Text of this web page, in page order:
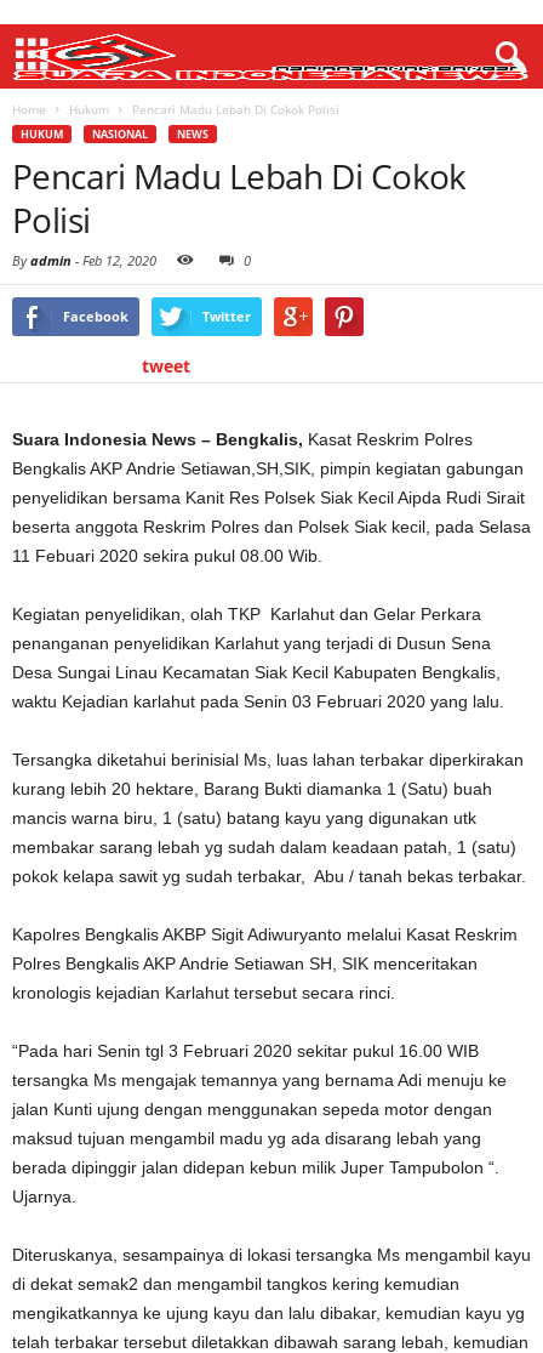
Home Hukum Pencari Madu Lebah Di Cokok Polisi
HUKUM NASIONAL NEWS
Pencari Madu Lebah Di Cokok
Polisi
Byadmin - Feb 12, 2020 0
Facebook Twitter
tweet
Suara Indonesia News – Bengkalis, Kasat Reskrim Polres
Bengkalis AKP Andrie Setiawan,SH,SIK, pimpin kegiatan gabungan
penyelidikan bersama Kanit Res Polsek Siak Kecil Aipda Rudi Sirait
beserta anggota Reskrim Polres dan Polsek Siak kecil, pada Selasa
11 Febuari 2020 sekira pukul 08.00 Wib.
Kegiatan penyelidikan, olah TKP Karlahut dan Gelar Perkara
penanganan penyelidikan Karlahut yang terjadi di Dusun Sena
Desa Sungai Linau Kecamatan Siak Kecil Kabupaten Bengkalis,
waktu Kejadian karlahut pada Senin 03 Februari 2020 yang lalu.
Tersangka diketahui berinisial Ms, luas lahan terbakar diperkirakan
kurang lebih 20 hektare, Barang Bukti diamanka 1 (Satu) buah
mancis warna biru, 1 (satu) batang kayu yang digunakan utk
membakar sarang lebah yg sudah dalam keadaan patah, 1 (satu)
pokok kelapa sawit yg sudah terbakar, Abu / tanah bekas terbakar.
Kapolres Bengkalis AKBP Sigit Adiwuryanto melalui Kasat Reskrim
Polres Bengkalis AKP Andrie Setiawan SH, SIK menceritakan
kronologis kejadian Karlahut tersebut secara rinci.
“Pada hari Senin tgl 3 Februari 2020 sekitar pukul 16.00 WIB
tersangka Ms mengajak temannya yang bernama Adi menuju ke
jalan Kunti ujung dengan menggunakan sepeda motor dengan
maksud tujuan mengambil madu yg ada disarang lebah yang
berada dipinggir jalan didepan kebun milik Juper Tampubolon “.
Ujarnya.
Diteruskanya, sesampainya di lokasi tersangka Ms mengambil kayu
di dekat semak2 dan mengambil tangkos kering kemudian
mengikatkannya ke ujung kayu dan lalu dibakar, kemudian kayu yg
telah terbakar tersebut diletakkan dibawah sarang lebah, kemudian